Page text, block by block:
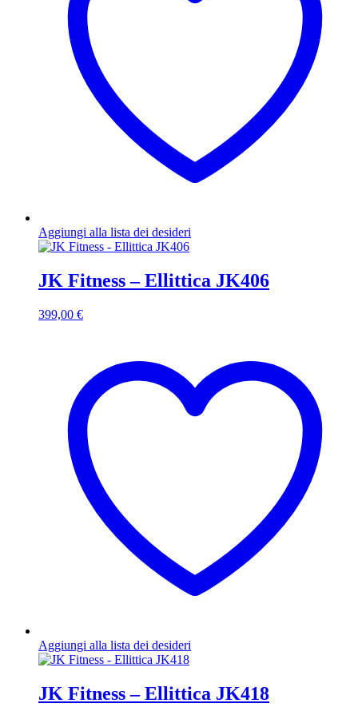
Aggiungi alla lista dei desideri
JK Fitness – Ellittica JK406
399,00 €
Aggiungi alla lista dei desideri
JK Fitness – Ellittica JK418